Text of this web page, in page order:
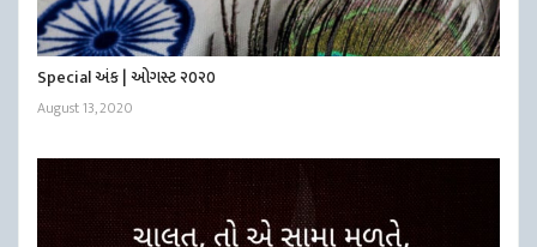
Special અંક | ઓગસ્ટ ૨૦૨૦
August 13, 2020